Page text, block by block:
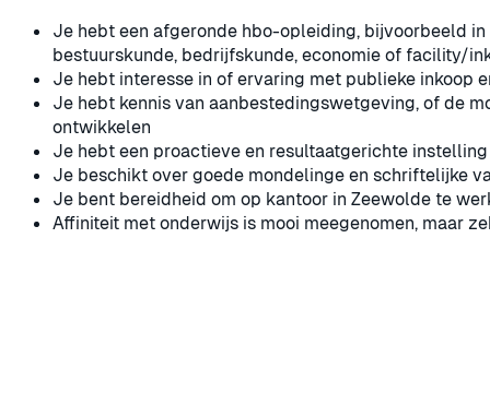
Je hebt een afgeronde hbo-opleiding, bijvoorbeeld
bestuurskunde, bedrijfskunde, economie of facility/
Je hebt interesse in of ervaring met publieke inkoop
Je hebt kennis van aanbestedingswetgeving, of de
ontwikkelen
Je hebt een proactieve en resultaatgerichte instelling
Je beschikt over goede mondelinge en schriftelijke
Je bent bereidheid om op kantoor in Zeewolde te
Affiniteit met onderwijs is mooi meegenomen, maar